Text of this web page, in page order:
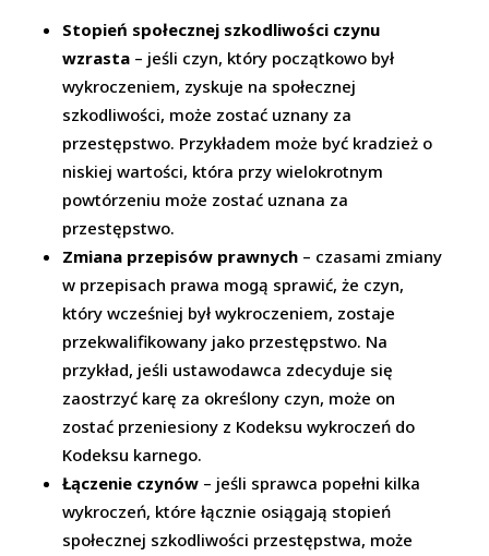
Stopień społecznej szkodliwości czynu
wzrasta – jeśli czyn, który początkowo był
wykroczeniem, zyskuje na społecznej
szkodliwości, może zostać uznany za
przestępstwo. Przykładem może być kradzież o
niskiej wartości, która przy wielokrotnym
powtórzeniu może zostać uznana za
przestępstwo.
Zmiana przepisów prawnych – czasami zmiany
w przepisach prawa mogą sprawić, że czyn,
który wcześniej był wykroczeniem, zostaje
przekwalifikowany jako przestępstwo. Na
przykład, jeśli ustawodawca zdecyduje się
zaostrzyć karę za określony czyn, może on
zostać przeniesiony z Kodeksu wykroczeń do
Kodeksu karnego.
Łączenie czynów – jeśli sprawca popełni kilka
wykroczeń, które łącznie osiągają stopień
społecznej szkodliwości przestępstwa, może